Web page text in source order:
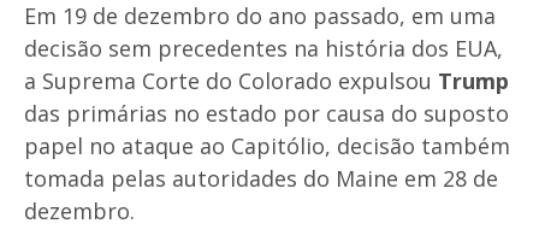
Em 19 de dezembro do ano passado, em uma
decisão sem precedentes na história dos EUA,
a Suprema Corte do Colorado expulsou Trump
das primárias no estado por causa do suposto
papel no ataque ao Capitólio, decisão também
tomada pelas autoridades do Maine em 28 de
dezembro.